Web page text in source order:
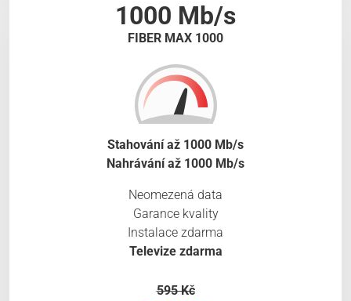
1000 Mb/s
FIBER MAX 1000
Stahování až 1000 Mb/s
Nahrávání až 1000 Mb/s
Neomezená data
Garance kvality
Instalace zdarma
Televize zdarma
595 Kč